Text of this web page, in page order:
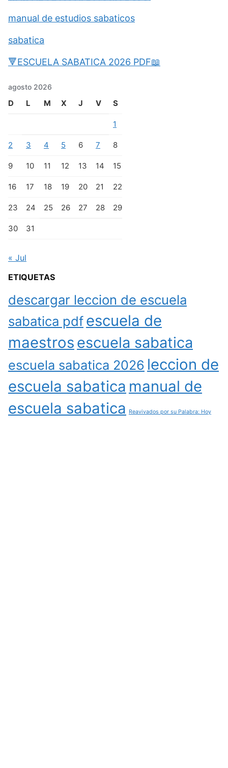
manual de estudios sabaticos
sabatica
🔻ESCUELA SABATICA 2026 PDF📖
agosto 2026
D L M X J V S
1
2 3 4 5 6 7 8
9 10 11 12 13 14 15
16 17 18 19 20 21 22
23 24 25 26 27 28 29
30 31
« Jul
ETIQUETAS
descargar leccion de escuela
sabatica pdfescuela de
maestros escuela sabatica
escuela sabatica 2026 leccion de
escuela sabatica manual de
escuela sabatica
Reavivados por su Palabra: Hoy